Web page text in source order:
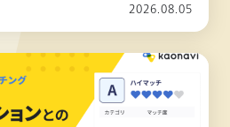
2026.08.05